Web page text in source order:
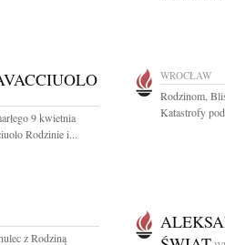
9 kwietnia
Rodzinie i...
WROCŁAW
Rodzinom,
Katastrofy
z Rodziną